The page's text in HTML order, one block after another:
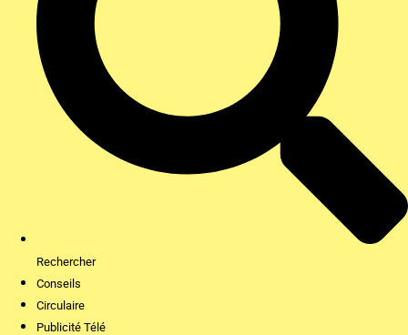
Rechercher
Conseils
Circulaire
Publicité Télé